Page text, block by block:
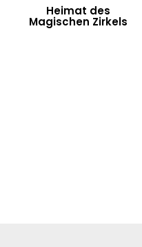
Heimat des
Magischen Zirkels